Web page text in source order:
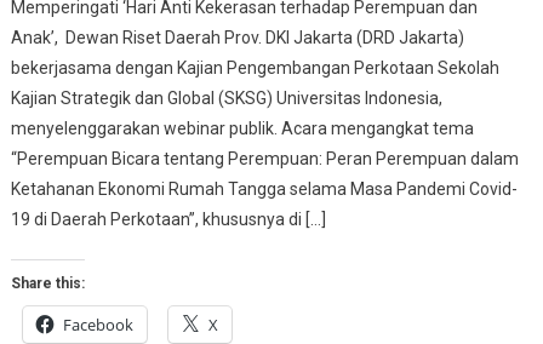
Memperingati ‘Hari Anti Kekerasan terhadap Perempuan dan
Anak’, Dewan Riset Daerah Prov. DKI Jakarta (DRD Jakarta)
bekerjasama dengan Kajian Pengembangan Perkotaan Sekolah
Kajian Strategik dan Global (SKSG) Universitas Indonesia,
menyelenggarakan webinar publik. Acara mengangkat tema
“Perempuan Bicara tentang Perempuan: Peran Perempuan dalam
Ketahanan Ekonomi Rumah Tangga selama Masa Pandemi Covid-
19 di Daerah Perkotaan”, khususnya di […]
Share this:
Facebook X